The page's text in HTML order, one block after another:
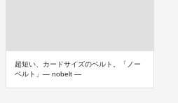
超短い、カードサイズのベルト。「ノー
ベルト」— nobelt —